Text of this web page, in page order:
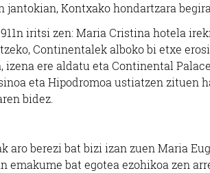
Kontxako hondartzara
iritsi zen: Maria Cristina hotela
Continentalek alboko bi etxe
ere aldatu eta Continental Palace
eta Hipodromoa ustiatzen zituen
bidez.
aro berezi bat bizi izan zuen Maria
emakume bat egotea ezohikoa zen